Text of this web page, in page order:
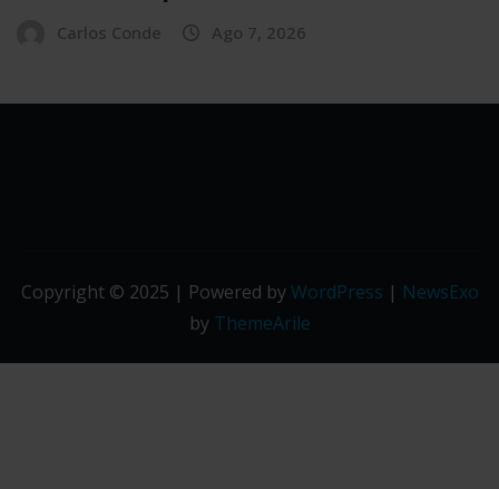
Carlos Conde Ago 7, 2026
Copyright © 2025 | Powered byWordPress | NewsExo
by ThemeArile